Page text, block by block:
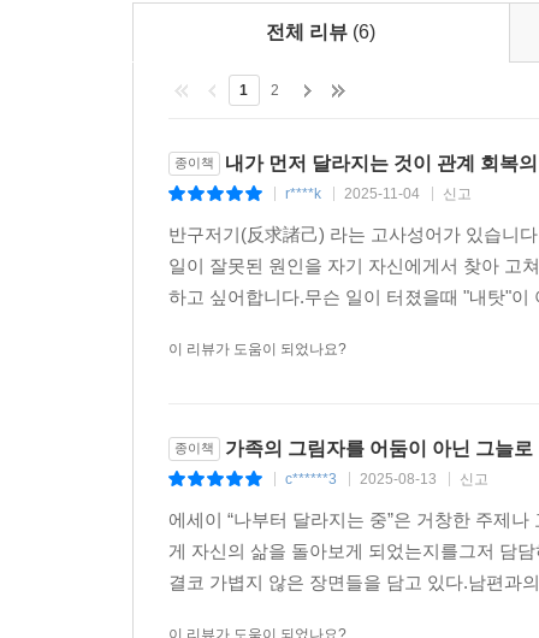
전체 리뷰 (6)
1 2
종이책 내가 먼저 달라지는 것이 관계 회복
r****k 2025-11-04 신고
반구저기(反求諸己) 라는 고사성어가 있습니
일이 잘못된 원인을 자기 자신에게서 찾아 고
하고 싶어합니다.무슨 일이 터졌을때 "내탓"
이 리뷰가 도움이 되었나요?
종이책 가족의 그림자를 어둠이 아닌 그늘로
c******3 2025-08-13 신고
에세이 “나부터 달라지는 중”은 거창한 주제
게 자신의 삶을 돌아보게 되었는지를그저 담
결코 가볍지 않은 장면들을 담고 있다.남편과